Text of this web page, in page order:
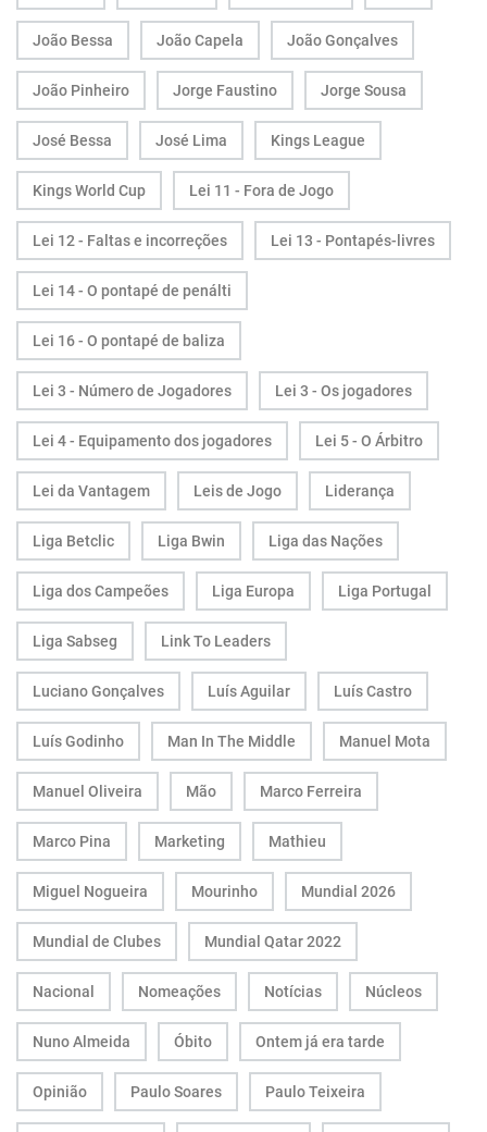
João Bessa João Capela João Gonçalves
João Pinheiro Jorge Faustino Jorge Sousa
José Bessa José Lima Kings League
Kings World Cup Lei 11 - Fora de Jogo
Lei 12 - Faltas e incorreções Lei 13 - Pontapés-livres
Lei 14 - O pontapé de penálti
Lei 16 - O pontapé de baliza
Lei 3 - Número de Jogadores Lei 3 - Os jogadores
Lei 4 - Equipamento dos jogadores Lei 5 - O Árbitro
Lei da Vantagem Leis de Jogo Liderança
Liga Betclic Liga Bwin Liga das Nações
Liga dos Campeões Liga Europa Liga Portugal
Liga Sabseg Link To Leaders
Luciano Gonçalves Luís Aguilar Luís Castro
Luís Godinho Man In The Middle Manuel Mota
Manuel Oliveira Mão Marco Ferreira
Marco Pina Marketing Mathieu
Miguel Nogueira Mourinho Mundial 2026
Mundial de Clubes Mundial Qatar 2022
Nacional Nomeações Notícias Núcleos
Nuno Almeida Óbito Ontem já era tarde
Opinião Paulo Soares Paulo Teixeira